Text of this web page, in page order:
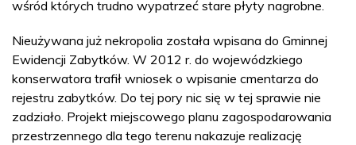
wśród których trudno wypatrzeć stare płyty nagrobne.
Nieużywana już nekropolia została wpisana do Gminnej
Ewidencji Zabytków. W 2012 r. do wojewódzkiego
konserwatora trafił wniosek o wpisanie cmentarza do
rejestru zabytków. Do tej pory nic się w tej sprawie nie
zadziało. Projekt miejscowego planu zagospodarowania
przestrzennego dla tego terenu nakazuje realizację